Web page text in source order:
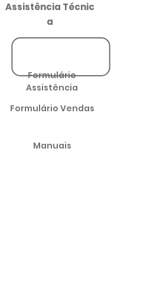
Assistência Técnic
a
Formulário
Assistência
Formulário Vendas
Manuais